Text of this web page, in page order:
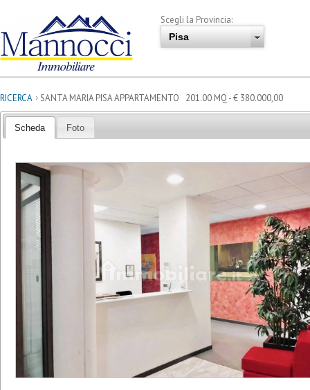
Scegli la Provincia:
RICERCA SANTA MARIA PISA APPARTAMENTO 201.00 MQ - € 380.000,00
Scheda Foto